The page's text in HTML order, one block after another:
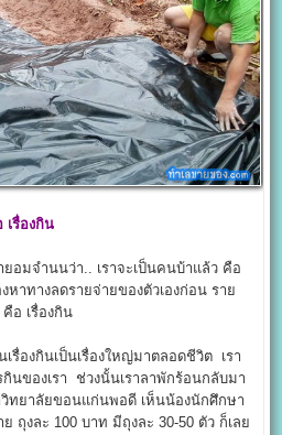
รื่องกิน
มจำนนว่า.. เราจะเป็นคนบ้าแล้ว คือ
หาทางลดรายจ่ายของตัวเองก่อน ราย
อ เรื่องกิน
รื่องกินเป็นเรื่องใหญ่มาตลอดชีวิต เรา
นของเรา ช่วงนั้นเราลาพักร้อนกลับมา
ทยาลัยขอนแก่นพอดี เห็นน้องนักศึกษา
ถุงละ 100 บาท มีถุงละ 30-50 ตัว ก็เลย